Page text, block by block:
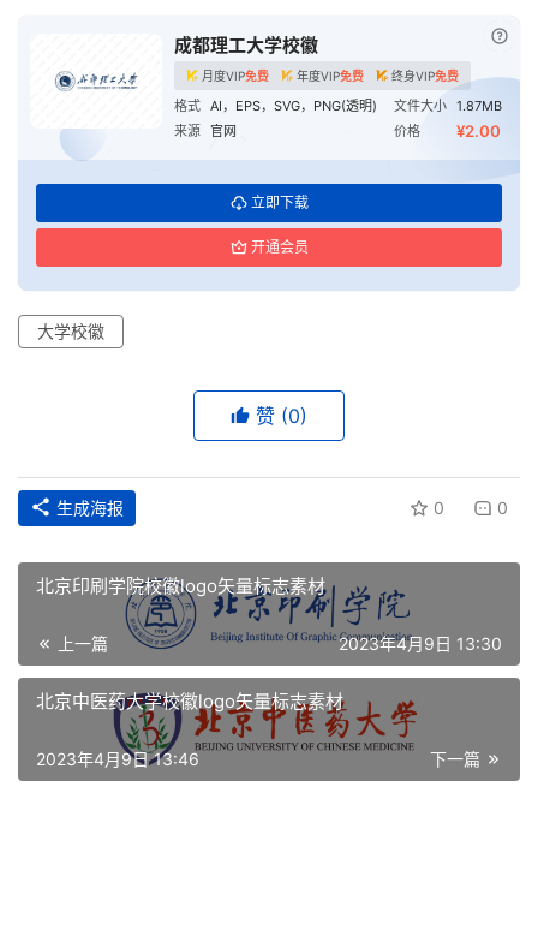
首
页
讯
空
间
艺
术
工
业
素
材
登录 注册
成都理工大学校徽
月度VIP免费 年度VIP免费 终身VIP免费
格式 AI，EPS，SVG，PNG(透明) 文件大小
1.87MB
来源 官网 价格 ¥2.00
立即下载
开通会员
大学校徽
赞 (0)
生成海报 0 0
北京印刷学院校徽logo矢量标志素材
上一篇 2023年4月9日 13:30
北京中医药大学校徽logo矢量标志素材
下一篇
2023年4月9日 13:46